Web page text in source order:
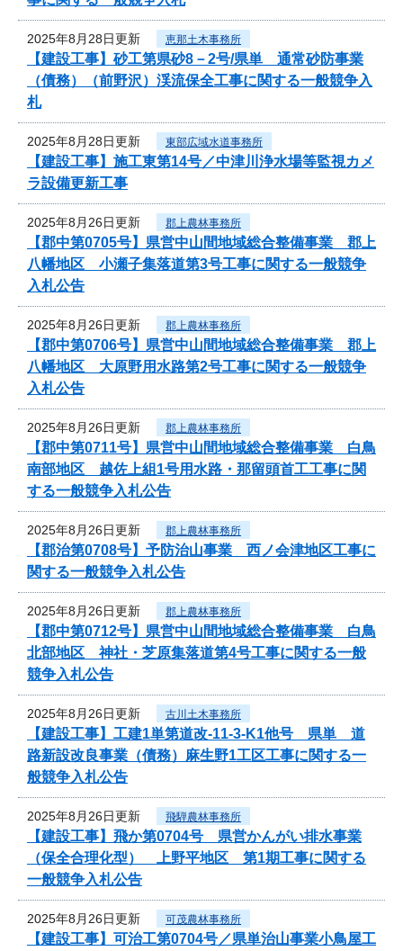
2025年8月28日更新 恵那土木事務所
【建設工事】砂工第県砂8－2号/県単 通常砂防事業
（債務）（前野沢）渓流保全工事に関する一般競争入
札
2025年8月28日更新 東部広域水道事務所
【建設工事】施工東第14号／中津川浄水場等監視カメ
ラ設備更新工事
2025年8月26日更新 郡上農林事務所
【郡中第0705号】県営中山間地域総合整備事業 郡上
八幡地区 小瀬子集落道第3号工事に関する一般競争
入札公告
2025年8月26日更新 郡上農林事務所
【郡中第0706号】県営中山間地域総合整備事業 郡上
八幡地区 大原野用水路第2号工事に関する一般競争
入札公告
2025年8月26日更新 郡上農林事務所
【郡中第0711号】県営中山間地域総合整備事業 白鳥
南部地区 越佐上組1号用水路・那留頭首工工事に関
する一般競争入札公告
2025年8月26日更新 郡上農林事務所
【郡治第0708号】予防治山事業 西ノ会津地区工事に
関する一般競争入札公告
2025年8月26日更新 郡上農林事務所
【郡中第0712号】県営中山間地域総合整備事業 白鳥
北部地区 神社・芝原集落道第4号工事に関する一般
競争入札公告
2025年8月26日更新 古川土木事務所
【建設工事】工建1単第道改-11-3-K1他号 県単 道
路新設改良事業（債務）麻生野1工区工事に関する一
般競争入札公告
2025年8月26日更新 飛騨農林事務所
【建設工事】飛か第0704号 県営かんがい排水事業
（保全合理化型） 上野平地区 第1期工事に関する
一般競争入札公告
2025年8月26日更新 可茂農林事務所
【建設工事】可治工第0704号／県単治山事業小鳥屋工